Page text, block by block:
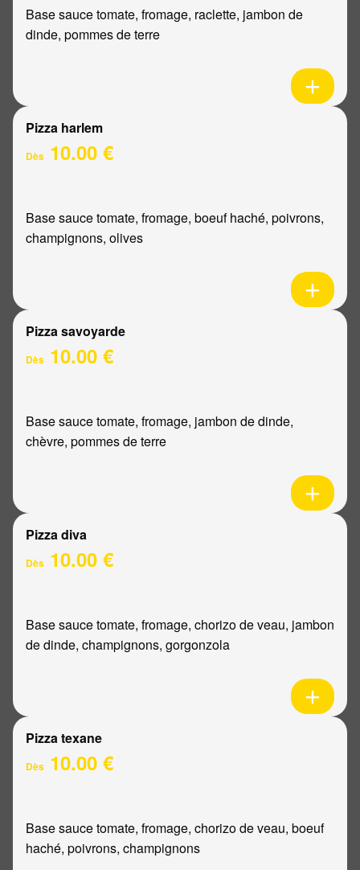
Base sauce tomate, fromage, raclette, jambon de
dinde, pommes de terre
Pizza harlem
Dès 10.00 €
Base sauce tomate, fromage, boeuf haché, poivrons,
champignons, olives
Pizza savoyarde
Dès 10.00 €
Base sauce tomate, fromage, jambon de dinde,
chèvre, pommes de terre
Pizza diva
Dès 10.00 €
Base sauce tomate, fromage, chorizo de veau, jambon
de dinde, champignons, gorgonzola
Pizza texane
Dès 10.00 €
Base sauce tomate, fromage, chorizo de veau, boeuf
haché, poivrons, champignons